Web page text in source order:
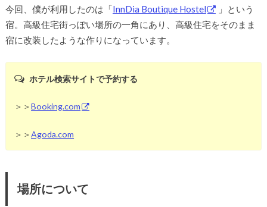
今回、僕が利用したのは「InnDia Boutique Hostel
」という
宿。高級住宅街っぽい場所の一角にあり、高級住宅をそのまま
宿に改装したような作りになっています。
ホテル検索サイトで予約する
＞＞Booking.com
＞＞Agoda.com
場所について